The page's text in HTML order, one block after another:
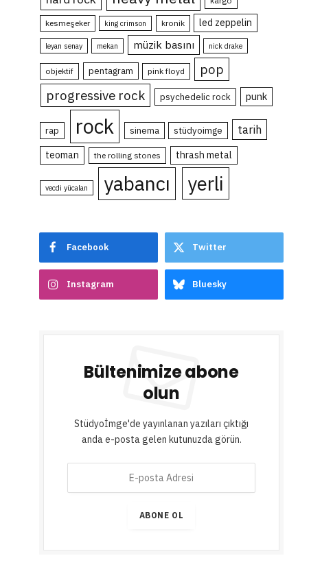
kesmeşeker king crimson kronik led zeppelin
leyan senay mekan müzik basını nick drake
objektif pentagram pink floyd
pop
progressive rock
psychedelic rock punk
rap rock sinema stüdyoimge tarih
teoman the rolling stones thrash metal
vecdi yücalan yabancı yerli
Facebook Twitter
Instagram Bluesky
Bültenimize abone
olun
Stüdyoİmge'de yayınlanan yazıları çıktığı
anda e-posta gelen kutunuzda görün.
ABONE OL